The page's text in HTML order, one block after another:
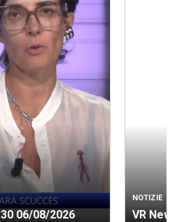
06/08/2026
NOTIZIE
VR